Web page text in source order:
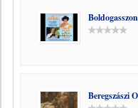
Beregszászi